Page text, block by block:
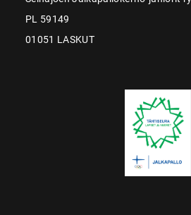
PL 59149
01051 LASKUT